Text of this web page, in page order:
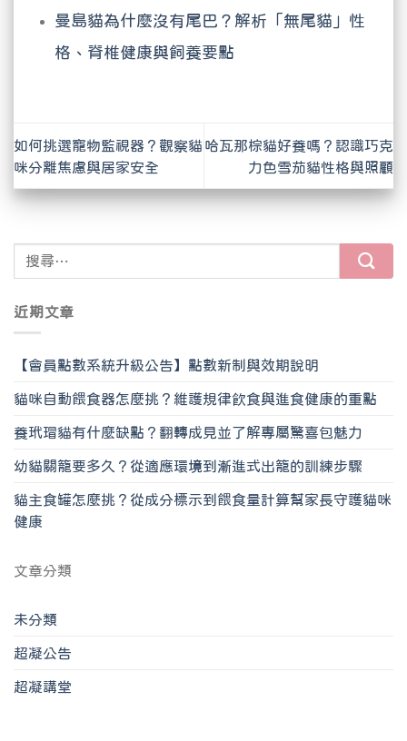
曼島貓為什麼沒有尾巴？解析「無尾貓」性
格、脊椎健康與飼養要點
如何挑選寵物監視器？觀察貓
咪分離焦慮與居家安全
哈瓦那棕貓好養嗎？認識巧克
力色雪茄貓性格與照顧
近期文章
【會員點數系統升級公告】點數新制與效期說明
貓咪自動餵食器怎麼挑？維護規律飲食與進食健康的重點
養玳瑁貓有什麼缺點？翻轉成見並了解專屬驚喜包魅力
幼貓關籠要多久？從適應環境到漸進式出籠的訓練步驟
貓主食罐怎麼挑？從成分標示到餵食量計算幫家長守護貓咪
健康
文章分類
未分類
超凝公告
超凝講堂